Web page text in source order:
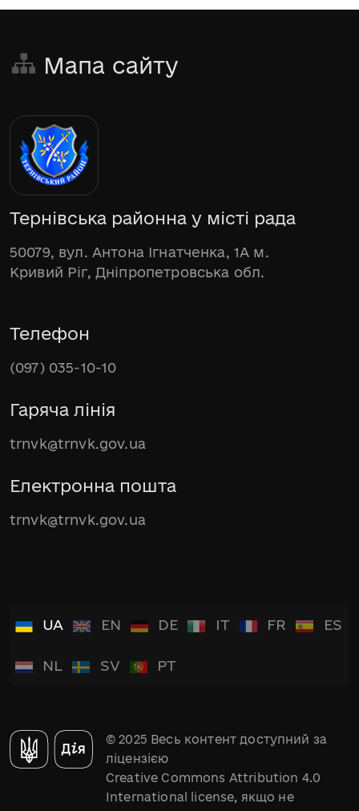
Мапа сайту
Тернівська районна у місті рада
50079, вул. Антона Ігнатченка, 1А м.
Кривий Ріг, Дніпропетровська обл.
Телефон
(097) 035-10-10
Гаряча лінія
trnvk@trnvk.gov.ua
Електронна пошта
trnvk@trnvk.gov.ua
UA EN DE IT FR ES
NL SV PT
© 2025 Весь контент доступний за
ліцензією
Creative Commons Attribution 4.0
International license, якщо не